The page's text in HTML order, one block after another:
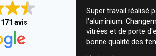
171 avis
Super travail réalisé
l'aluminium.
vitrées et de porte
bonne qualité des